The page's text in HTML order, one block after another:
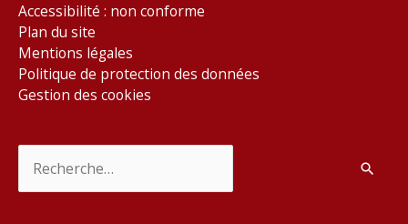
Accessibilité : non conforme
Plan du site
Mentions légales
Politique de protection des données
Gestion des cookies